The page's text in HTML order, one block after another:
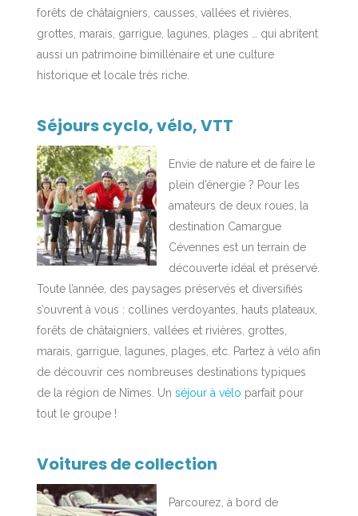
forêts de châtaigniers, causses, vallées et rivières,
grottes, marais, garrigue, lagunes, plages … qui abritent
aussi un patrimoine bimillénaire et une culture
historique et locale très riche.
Séjours cyclo, vélo, VTT
Envie de nature et de faire le
plein d’énergie ? Pour les
amateurs de deux roues, la
destination Camargue
Cévennes est un terrain de
découverte idéal et préservé.
Toute l’année, des paysages préservés et diversifiés
s’ouvrent à vous : collines verdoyantes, hauts plateaux,
forêts de châtaigniers, vallées et rivières, grottes,
marais, garrigue, lagunes, plages, etc. Partez à vélo afin
de découvrir ces nombreuses destinations typiques
de la région de Nîmes. Unséjour à vélo parfait pour
tout le groupe !
Voitures de collection
Parcourez, à bord de